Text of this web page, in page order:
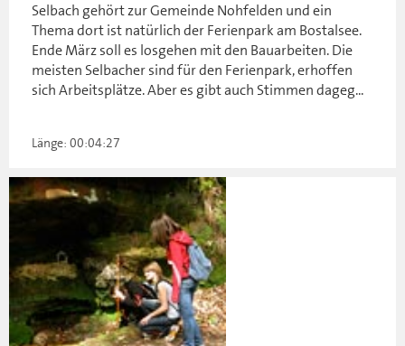
Selbach gehört zur Gemeinde Nohfelden und ein
Thema dort ist natürlich der Ferienpark am Bostalsee.
Ende März soll es losgehen mit den Bauarbeiten. Die
meisten Selbacher sind für den Ferienpark, erhoffen
sich Arbeitsplätze. Aber es gibt auch Stimmen dageg...
Länge: 00:04:27